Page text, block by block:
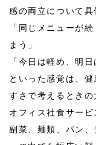
感の両立について具
「同じメニューが
まう」
「今日は軽め、明
といった感覚は、
すさで考えるときの
オフィス社食サービ
副菜、麺類、パン